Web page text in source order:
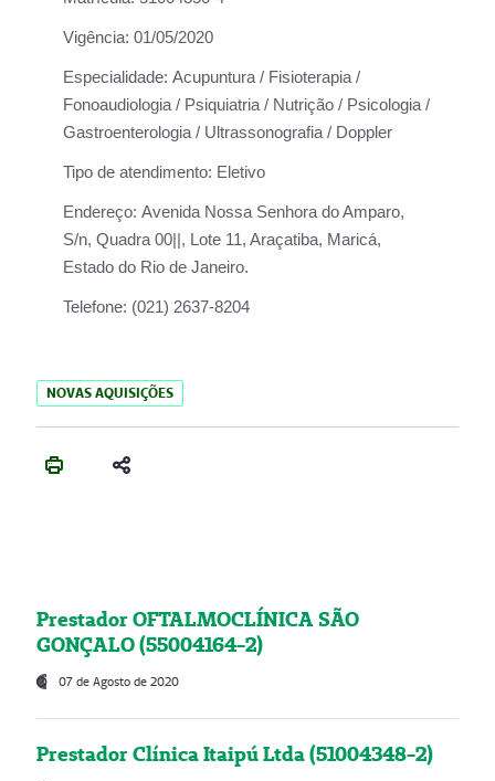
Vigência: 01/05/2020
Especialidade: Acupuntura / Fisioterapia /
Fonoaudiologia / Psiquiatria / Nutrição / Psicologia /
Gastroenterologia / Ultrassonografia / Doppler
Tipo de atendimento: Eletivo
Endereço: Avenida Nossa Senhora do Amparo,
S/n, Quadra 00||, Lote 11, Araçatiba, Maricá,
Estado do Rio de Janeiro.
Telefone: (021) 2637-8204
NOVAS AQUISIÇÕES
Prestador OFTALMOCLÍNICA SÃO
GONÇALO (55004164-2)
07 de Agosto de 2020
Prestador Clínica Itaipú Ltda (51004348-2)